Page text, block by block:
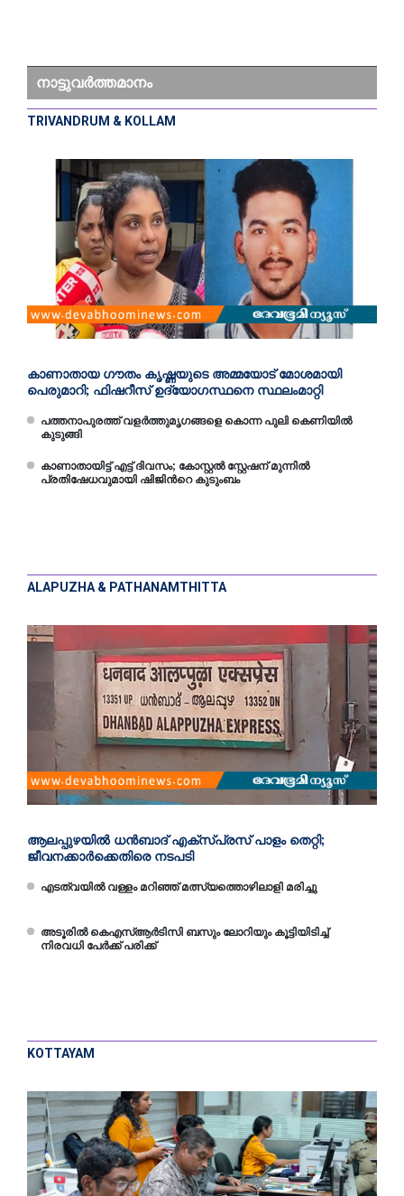
നാട്ടുവർത്തമാനം
TRIVANDRUM & KOLLAM
കാണാതായ ഗൗതം കൃഷ്ണയുടെ അമ്മയോട് മോശമായി
പെരുമാറി; ഫിഷറീസ് ഉദ്യോഗസ്ഥനെ സ്ഥലംമാറ്റി
പത്തനാപുരത്ത് വളർത്തുമൃഗങ്ങളെ കൊന്ന പുലി കെണിയിൽ
കുടുങ്ങി
കാണാതായിട്ട് എട്ട് ദിവസം; കോസ്റ്റൽ സ്റ്റേഷന് മുന്നിൽ
പ്രതിഷേധവുമായി ഷിജിന്‍റെ കുടുംബം
ALAPUZHA & PATHANAMTHITTA
ആലപ്പുഴയില്‍ ധന്‍ബാദ് എക്‌സ്പ്രസ് പാളം തെറ്റി;
ജീവനക്കാര്‍ക്കെതിരെ നടപടി
എടത്വയിൽ വള്ളം മറിഞ്ഞ് മത്സ്യത്തൊഴിലാളി മരിച്ചു
അടൂരിൽ കെഎസ്ആർടിസി ബസും ലോറിയും കൂട്ടിയിടിച്ച്
നിരവധി പേർക്ക് പരിക്ക്
KOTTAYAM